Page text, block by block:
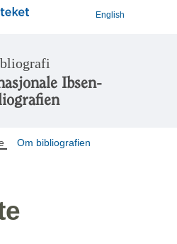
English
Ibsen-
Om bibliografien